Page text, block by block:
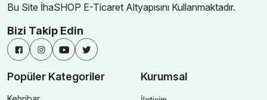
Bu Site İhaSHOP E-Ticaret Altyapısını Kullanmaktadır.
Bizi Takip Edin
Popüler Kategoriler Kurumsal